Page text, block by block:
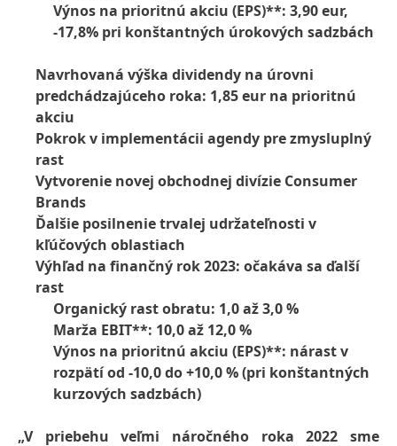
Výnos na prioritnú akciu (EPS)**: 3,90 eur,
-17,8% pri konštantných úrokových sadzbách
Navrhovaná výška dividendy na úrovni
predchádzajúceho roka: 1,85 eur na prioritnú
akciu
Pokrok v implementácii agendy pre zmysluplný
rast
Vytvorenie novej obchodnej divízie Consumer
Brands
Ďalšie posilnenie trvalej udržateľnosti v
kľúčových oblastiach
Výhľad na finančný rok 2023: očakáva sa ďalší
rast
Organický rast obratu: 1,0 až 3,0 %
Marža EBIT**: 10,0 až 12,0 %
Výnos na prioritnú akciu (EPS)**: nárast v
rozpätí od -10,0 do +10,0 %(pri konštantných
kurzových sadzbách)
„V priebehu veľmi náročného roka 2022 sme